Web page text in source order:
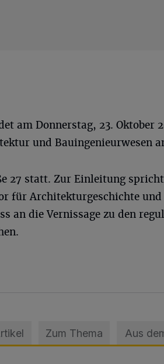
am Donnerstag, 23. Oktober
und Bauingenieurwesen
27 statt. Zur Einleitung
für Architekturgeschichte
an die Vernissage zu den
Zum Thema Aus